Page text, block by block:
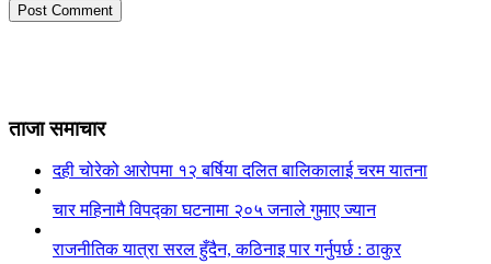
ताजा समाचार
दही चोरेको आरोपमा १२ बर्षिया दलित बालिकालाई चरम यातना
चार महिनामै विपद्का घटनामा २०५ जनाले गुमाए ज्यान
राजनीतिक यात्रा सरल हुँदैन, कठिनाइ पार गर्नुपर्छ : ठाकुर